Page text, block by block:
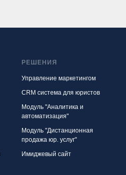
РЕШЕНИЯ
Управление маркетингом
CRM система для юристов
Модуль "Аналитика и
автоматизация"
Модуль "Дистанционная
продажа юр. услуг"
Имиджевый сайт